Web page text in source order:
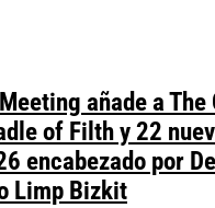
añade a
of Filth y 22
encabezado por
Limp Bizkit